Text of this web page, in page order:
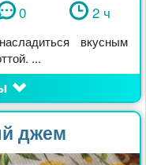
0 2 ч
вкусным
...
джем